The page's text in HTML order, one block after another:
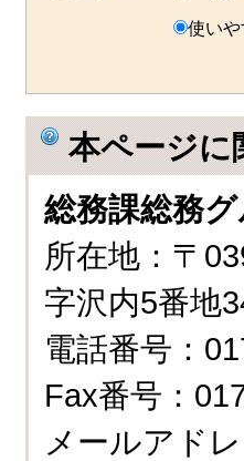
使い
本ページに
総務課総務
所在地：〒
字沢内5番
電話番号：
Fax番号：
メールアド